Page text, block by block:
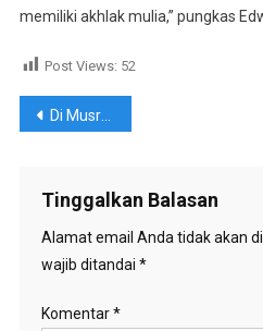
memiliki akhlak mulia,” pungkas
Post Views: 52
Navigasi
Di Musrenbang RKPD Provinsi, Bupati Solok Minta Pemprov Dukung Akses Jalan Pariwisata
Tinggalkan Balasan
Alamat email Anda tidak akan
wajib ditandai *
Komentar*